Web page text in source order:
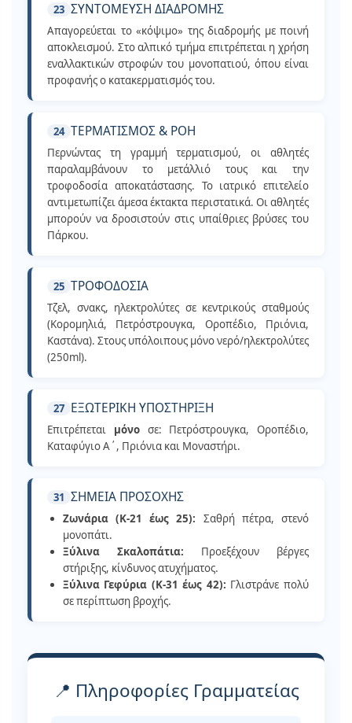
23 ΣΥΝΤΟΜΕΥΣΗ ΔΙΑΔΡΟΜΗΣ
Απαγορεύεται το «κόψιμο» της διαδρομής με ποινή
αποκλεισμού. Στο αλπικό τμήμα επιτρέπεται η χρήση
εναλλακτικών στροφών του μονοπατιού, όπου είναι
προφανής ο κατακερματισμός του.
24 ΤΕΡΜΑΤΙΣΜΟΣ & ΡΟΗ
Περνώντας τη γραμμή τερματισμού, οι αθλητές
παραλαμβάνουν το μετάλλιό τους και την
τροφοδοσία αποκατάστασης. Το ιατρικό επιτελείο
αντιμετωπίζει άμεσα έκτακτα περιστατικά. Οι αθλητές
μπορούν να δροσιστούν στις υπαίθριες βρύσες του
Πάρκου.
25 ΤΡΟΦΟΔΟΣΙΑ
Τζελ, σνακς, ηλεκτρολύτες σε κεντρικούς σταθμούς
(Κορομηλιά, Πετρόστρουγκα, Οροπέδιο, Πριόνια,
Καστάνα). Στους υπόλοιπους μόνο νερό/ηλεκτρολύτες
(250ml).
27 ΕΞΩΤΕΡΙΚΗ ΥΠΟΣΤΗΡΙΞΗ
Επιτρέπεται μόνοσε: Πετρόστρουγκα, Οροπέδιο,
Καταφύγιο Α΄, Πριόνια και Μοναστήρι.
31 ΣΗΜΕΙΑ ΠΡΟΣΟΧΗΣ
Ζωνάρια (Κ-21 έως 25): Σαθρή πέτρα, στενό
μονοπάτι.
Ξύλινα Σκαλοπάτια: Προεξέχουν βέργες
στήριξης, κίνδυνος ατυχήματος.
Ξύλινα Γεφύρια (Κ-31 έως 42): Γλιστράνε πολύ
σε περίπτωση βροχής.
📍 Πληροφορίες Γραμματείας